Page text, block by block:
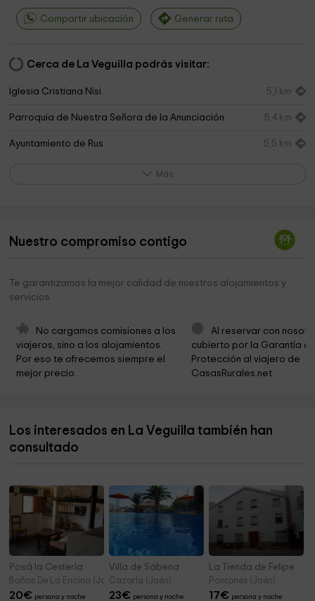
Compartir ubicación Generar ruta
Cerca de La Veguilla podrás visitar:
Iglesia Cristiana Nisi 5,1 km
Parroquia de Nuestra Señora de la Anunciación 5,4 km
Ayuntamiento de Rus 5,5 km
Museo Telecomunicaciones 7,0 km
Cementerio De Canena
Parroquia de San Pedro y San Pablo
Ayuntamiento de Ibros
Murallas Ciclopeas 8,0 km
"El Paso" Parque
Más
Nuestro compromiso contigo
Te garantizamos la mejor calidad de nuestros alojamientos y
servicios
No cargamos comisiones a los
viajeros, sino a los alojamientos.
Por eso te ofrecemos siempre el
mejor precio.
Al reservar con
cubierto por la Garantía
Protección al viajero de
CasasRurales.net
Los interesados en La Veguilla también han
consultado
Posá la Cestería
Baños De La Encina (Jaén)
20€ persona y noche
Villa de Sábena
Cazorla (Jaén)
23€ persona y noche
La Tienda de Felipe
Pontones (Jaén)
17€ persona y noche